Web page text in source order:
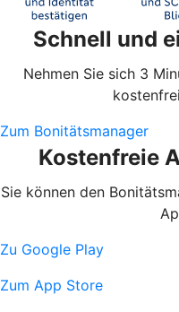
Schnell und
Nehmen Sie sich 3
Zum Bonitätsmanager
Kostenfreie
Sie können den
Zu Google Play
Zum App Store